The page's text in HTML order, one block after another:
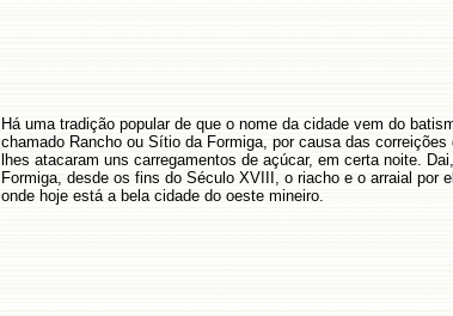
Há uma tradição popular de que o nome da cidade vem do
chamado Rancho ou Sítio da Formiga, por causa das
lhes atacaram uns carregamentos de açúcar, em certa noite.
Formiga, desde os fins do Século XVIII, o riacho e o arraial por
onde hoje está a bela cidade do oeste mineiro.